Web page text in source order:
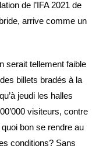
de l’IFA 2021 de
arrive comme un
serait tellement faible
billets bradés à la
jeudi les halles
visiteurs, contre
quoi bon se rendre au
conditions? Sans